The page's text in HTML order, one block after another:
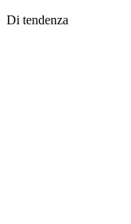
Di tendenza